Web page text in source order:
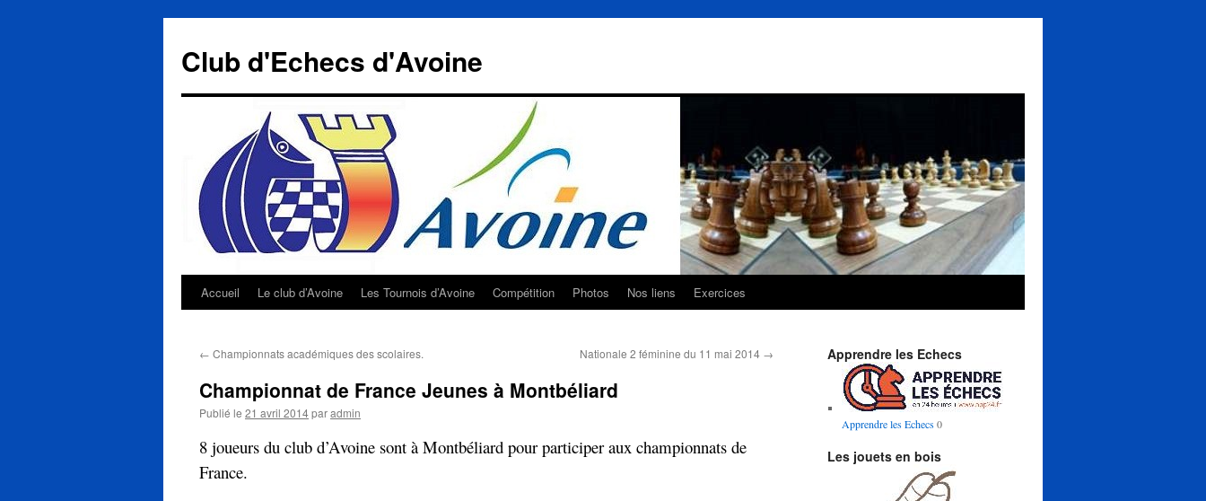
contenu
Club d'Echecs d'Avoine
Accueil Le club d’Avoine Les Tournois d’Avoine Compétition Photos Nos liens Exercices
← Championnats académiques des scolaires. Nationale 2 féminine du 11 mai 2014 →
Championnat de France Jeunes à Montbéliard
Publié le 21 avril 2014paradmin
8 joueurs du club d’Avoine sont à Montbéliard pour participer aux championnats de
France.
Apprendre les Echecs
Apprendre les Echecs0
Les jouets en bois